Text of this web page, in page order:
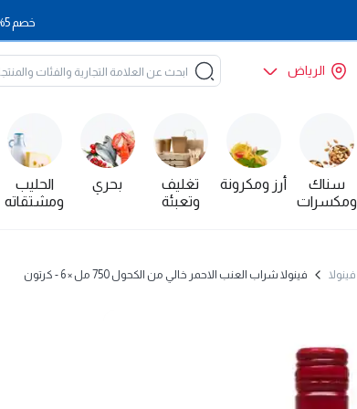
خصم 5% على جميع منتجات بلاترو 🚀
الرياض
سناك
ومكسرات
أرز ومكرونة
تغليف
وتعبئة
بحري
الحليب
ومشتقاته
فينولا فينولا شراب العنب الاحمر خالي من الكحول 750 مل × 6 - كرتون